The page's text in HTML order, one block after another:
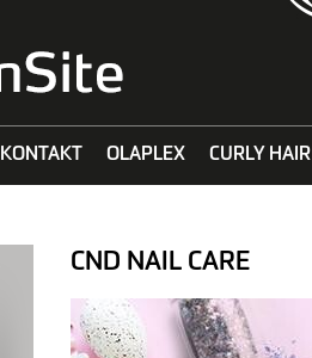
KONTAKT OLAPLEX CURLY HAIR
CND NAIL CARE